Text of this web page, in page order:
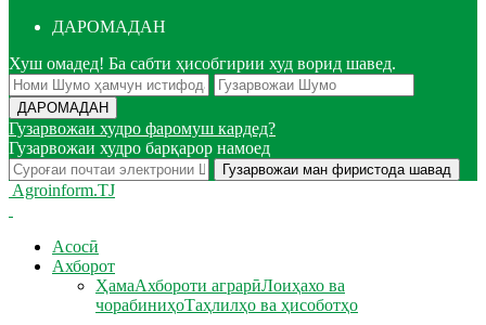
ДАРОМАДАН
Хуш омадед! Ба сабти ҳисобгирии худ ворид шавед.
Гузарвожаи худро фаромуш кардед?
Гузарвожаи худро барқарор намоед
Agroinform.TJ
Асосӣ
Ахборот
ҲамаАхбороти аграрӣЛоиҳахо ва
чорабиниҳоТаҳлилҳо ва ҳисоботҳо